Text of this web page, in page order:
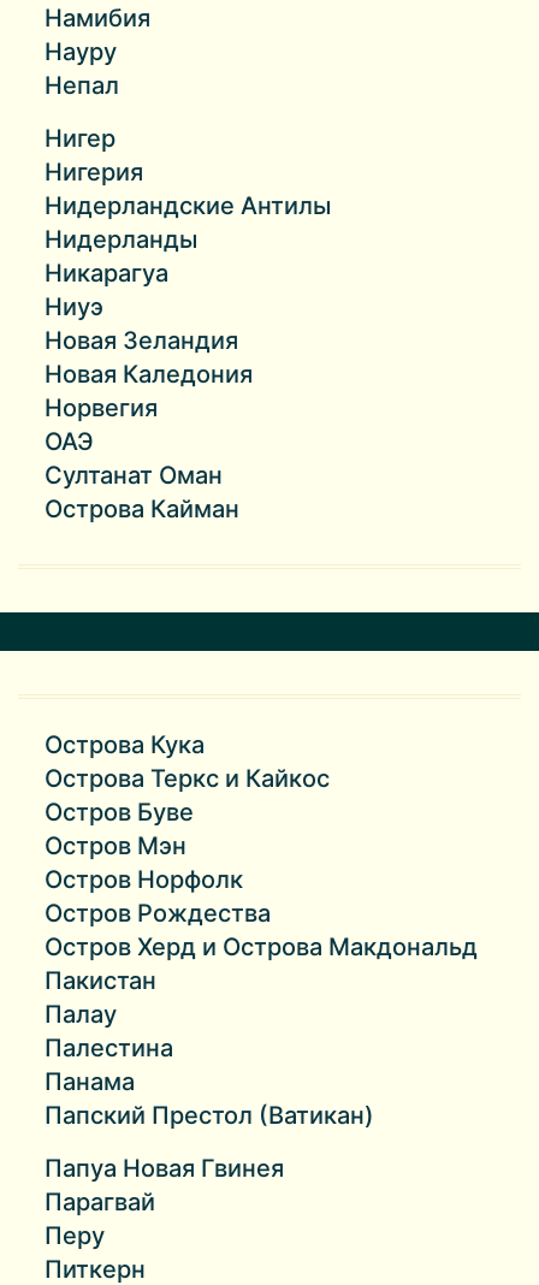
Намибия
Науру
Непал
Нигер
Нигерия
Нидерландские Антилы
Нидерланды
Никарагуа
Ниуэ
Новая Зеландия
Новая Каледония
Норвегия
ОАЭ
Султанат Оман
Острова Кайман
Острова Кука
Острова Теркс и Кайкос
Остров Буве
Остров Мэн
Остров Норфолк
Остров Рождества
Остров Херд и Острова Макдональд
Пакистан
Палау
Палестина
Панама
Папский Престол (Ватикан)
Папуа Новая Гвинея
Парагвай
Перу
Питкерн